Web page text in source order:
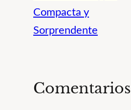
Compacta y
Sorprendente
Comentarios